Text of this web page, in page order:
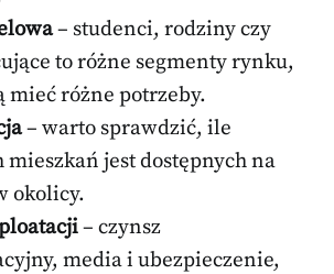
– studenci, rodziny czy
to różne segmenty rynku,
mieć różne potrzeby.
– warto sprawdzić, ile
mieszkań jest dostępnych na
okolicy.
– czynsz
media i ubezpieczenie,